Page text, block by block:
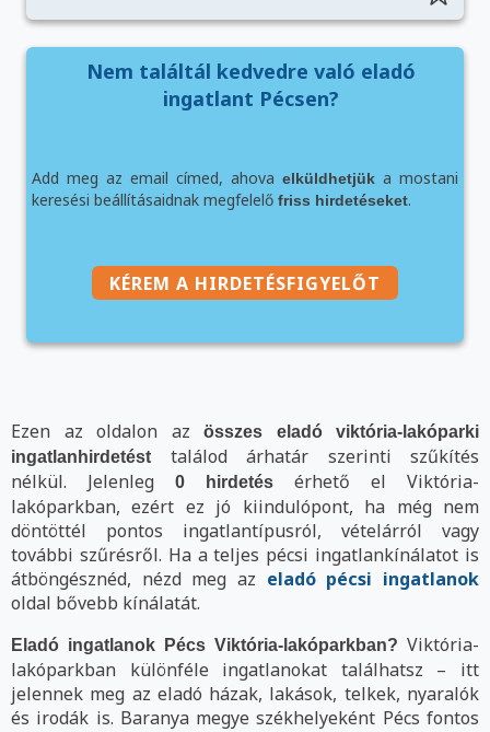
Nem találtál kedvedre való eladó
ingatlant Pécsen?
Add meg az email címed, ahova elküldhetjük a mostani
keresési beállításaidnak megfelelő friss hirdetéseket.
KÉREM A HIRDETÉSFIGYELŐT
Ezen az oldalon az
összes eladó viktória-lakóparki
ingatlanhirdetést
találod árhatár szerinti szűkítés
nélkül. Jelenleg
0 hirdetés
érhető el Viktória-
lakóparkban, ezért ez jó kiindulópont, ha még nem
döntöttél pontos ingatlantípusról, vételárról vagy
további szűrésről. Ha a teljes pécsi ingatlankínálatot is
átböngésznéd, nézd meg az eladó pécsi ingatlanok
oldal bővebb kínálatát.
Eladó ingatlanok Pécs Viktória-lakóparkban? Viktória-
lakóparkban különféle ingatlanokat találhatsz – itt
jelennek meg az eladó házak, lakások, telkek, nyaralók
és irodák is. Baranya megye székhelyeként Pécs fontos